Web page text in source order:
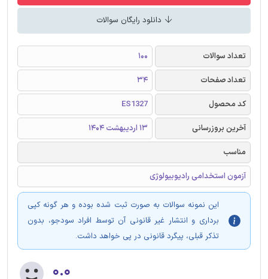
دانلود رایگان سوالات
تعداد سوالات
100
تعداد صفحات
34
کد محصول
ES1327
آخرین بروزرسانی
13 اردیبهشت 1404
مناسب
آزمون استخدامی رادیوبیولوژی
این نمونه سوالات به صورت ثبت شده بوده و هر گونه کپی
برداری و انتشار غیر قانونی آن توسط افراد سودجو، بدون
تذکر قبلی، پیگرد قانونی در پی خواهد داشت.
۰.۰